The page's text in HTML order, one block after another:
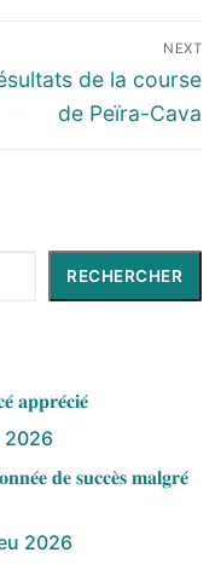
NEXT
de la course
de Peïra-Cava
RECHERCHER
𝐚𝐩𝐩𝐫𝐞́𝐜𝐢𝐞́
2026
𝐝𝐞 𝐬𝐮𝐜𝐜𝐞̀𝐬 𝐦𝐚𝐥𝐠𝐫𝐞́
2026